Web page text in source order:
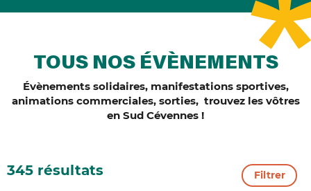
TOUS NOS ÉVÈNEMENTS
Évènements solidaires, manifestations sportives,
animations commerciales, sorties, trouvez les vôtres
en Sud Cévennes !
345 résultats Filtrer